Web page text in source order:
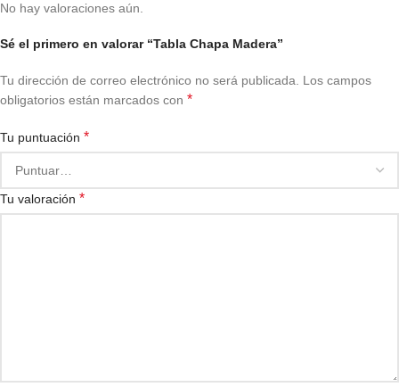
No hay valoraciones aún.
Sé el primero en valorar “Tabla Chapa Madera”
Tu dirección de correo electrónico no será publicada. Los campos
obligatorios están marcados con *
Tu puntuación *
Tu valoración *